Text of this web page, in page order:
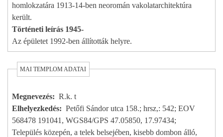
homlokzatára 1913-14-ben neoromán vakolatarchitektúra
került.
Történeti leírás 1945-
Az épületet 1992-ben állították helyre.
MAI TEMPLOM ADATAI
Megnevezés
R.k. t
Elhelyezkedés
Petőfi Sándor utca 158.; hrsz,: 542; EOV
568478 191041, WGS84/GPS 47.05850, 17.97434;
Település közepén, a telek belsejében, kisebb dombon álló,